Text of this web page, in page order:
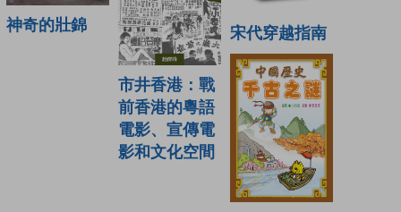
神奇的壯錦
市井香港：戰
前香港的粵語
電影、宣傳電
影和文化空間
宋代穿越指南